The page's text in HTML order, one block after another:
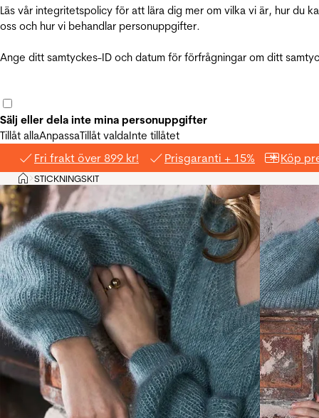
Läs vår integritetspolicy för att lära dig mer om vilka vi är, hur du
oss och hur vi behandlar personuppgifter.
Ange ditt samtyckes-ID och datum för förfrågningar om ditt
Sälj eller dela inte mina personuppgifter
Tillåt allaAnpassaTillåt valdaInte tillåtet
Fri frakt över 899 kr! Prisgaranti + 15% Köp
Hem
>STICKNINGSKIT